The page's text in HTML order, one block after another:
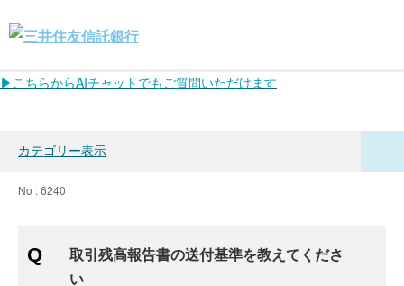
▶こちらからAIチャットでもご質問いただけます
カテゴリー表示
No : 6240
取引残高報告書の送付基準を教えてくださ
い